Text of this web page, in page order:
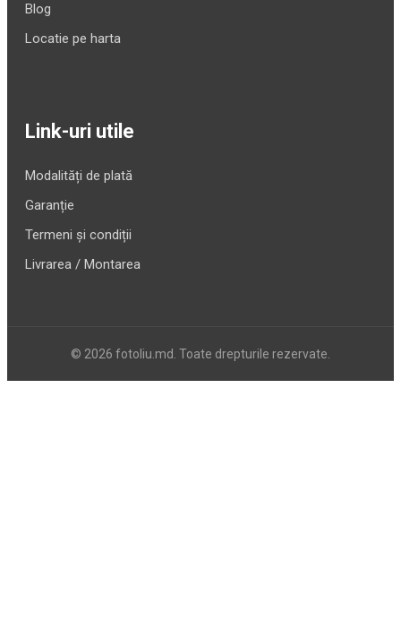
Blog
Locatie pe harta
Link-uri utile
Modalități de plată
Garanție
Termeni și condiții
Livrarea / Montarea
© 2026 fotoliu.md. Toate drepturile rezervate.